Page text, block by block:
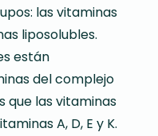
las vitaminas
liposolubles.
están
del complejo
que las vitaminas
A, D, E y K.